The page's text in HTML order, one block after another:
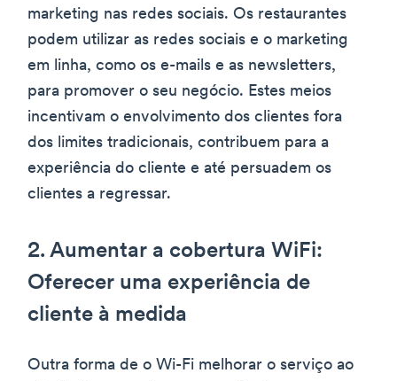
marketing nas redes sociais. Os restaurantes
podem utilizar as redes sociais e o marketing
em linha, como os e-mails e as newsletters,
para promover o seu negócio. Estes meios
incentivam o envolvimento dos clientes fora
dos limites tradicionais, contribuem para a
experiência do cliente e até persuadem os
clientes a regressar.
2. Aumentar a cobertura WiFi:
Oferecer uma experiência de
cliente à medida
Outra forma de o Wi-Fi melhorar o serviço ao